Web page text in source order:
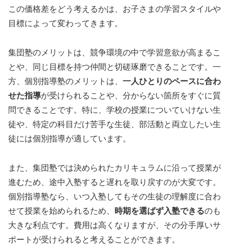
この価格差をどう考えるかは、お子さまの学習スタイルや
目標によって変わってきます。
集団塾のメリットは、競争環境の中で学習意欲が高まるこ
とや、同じ目標を持つ仲間と切磋琢磨できることです。一
方、個別指導塾のメリットは、 一人ひとりのペースに合わ
せた指導が受けられることや、分からない箇所をすぐに質
問できることです。特に、学校の授業についていけない生
徒や、特定の科目だけ苦手な生徒、部活動と両立したい生
徒には個別指導が適しています。
また、集団塾では決められたカリキュラムに沿って授業が
進むため、途中入塾すると遅れを取り戻すのが大変です。
個別指導塾なら、いつ入塾してもその生徒の理解度に合わ
せて授業を始められるため、
時期を選ばず入塾できるのも
大きな利点です。費用は高くなりますが、その分手厚いサ
ポートが受けられると考えることができます。